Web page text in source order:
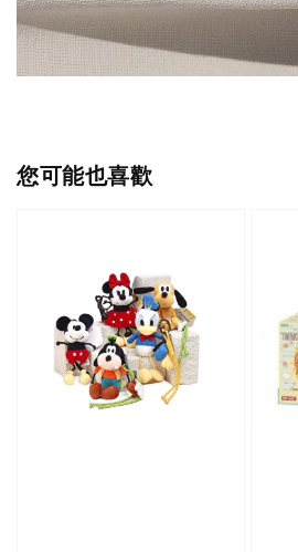
您可能也喜歡